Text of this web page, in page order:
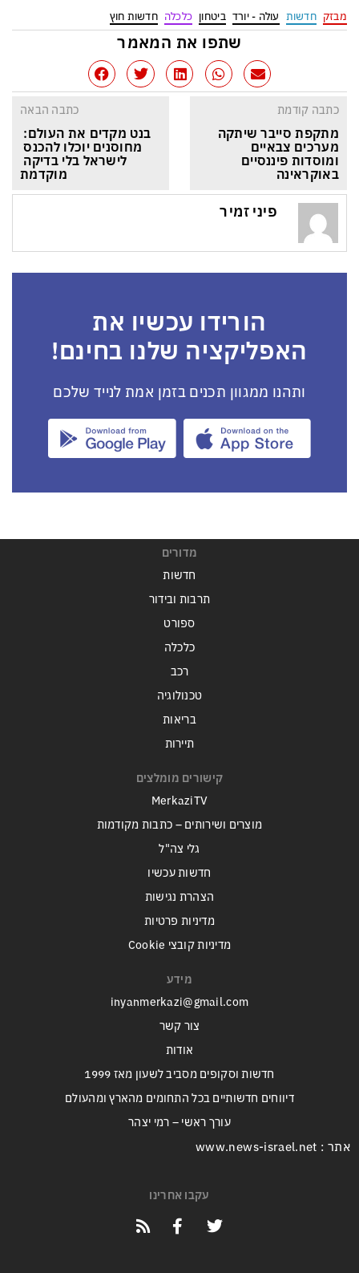
מבזק חדשות עולה - יורד ביטחון כלכלה חדשות חוץ
שתפו את המאמר
כתבה קודמת
מתקפת סייבר שיתקה
מערכים צבאיים
ומוסדות פיננסיים
באוקראינה
כתבה הבאה
בנט מקדים את העולם:
מחוסנים יוכלו להכנס
לישראל בלי בדיקה
מוקדמת
פיני זמיר
הורידו עכשיו את
האפליקציה שלנו בחינם!
ותהנו ממגוון תכנים בזמן אמת לנייד שלכם
מדורים
חדשות
תרבות ובידור
ספורט
כלכלה
רכב
טכנולוגיה
בריאות
תיירות
קישורים מומלצים
MerkaziTV
מוצרים ושירותים – כתבות מקודמות
גלי צה"ל
חדשות עכשיו
הצהרת נגישות
מדיניות פרטיות
מדיניות קובצי Cookie
מידע
inyanmerkazi@gmail.com
צור קשר
אודות
חדשות וסקופים מסביב לשעון מאז 1999
דיווחים חדשותיים בכל התחומים מהארץ ומהעולם
עורך ראשי – רמי יצהר
אתר : www.news-israel.net
עקבו אחרינו